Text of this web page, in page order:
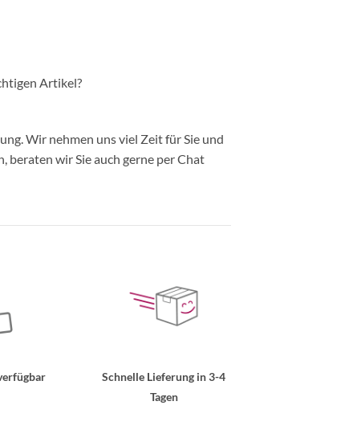
Artikel?
Wir nehmen uns viel Zeit für Sie und
beraten wir Sie auch gerne per Chat
Schnelle Lieferung in 3-4
Tagen